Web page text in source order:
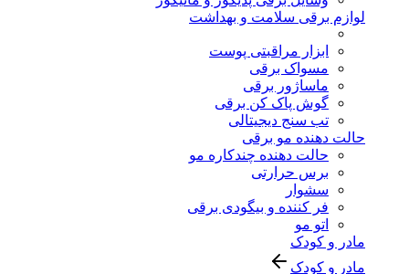
لوازم برقی سلامت و بهداشت
ابزار مراقبتی پوست
مسواک برقی
ماساژور برقی
گوش پاک کن برقی
تب سنج دیجیتالی
حالت دهنده مو برقی
حالت دهنده چندکاره مو
برس حرارتی
سشوار
فر کننده و بیگودی برقی
اتو مو
مادر و کودک
مادر و کودک